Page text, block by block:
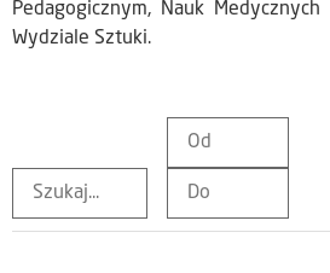
Pedagogicznym, Nauk
Wydziale Sztuki.